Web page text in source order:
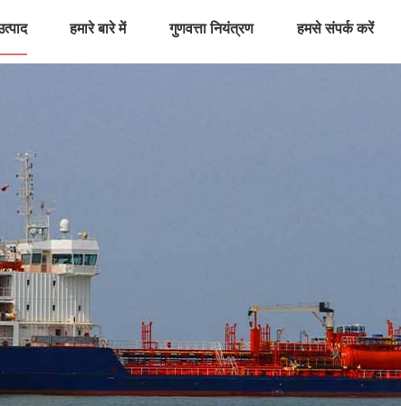
हमारे बारे में गुणवत्ता नियंत्रण हमसे संपर्क करें